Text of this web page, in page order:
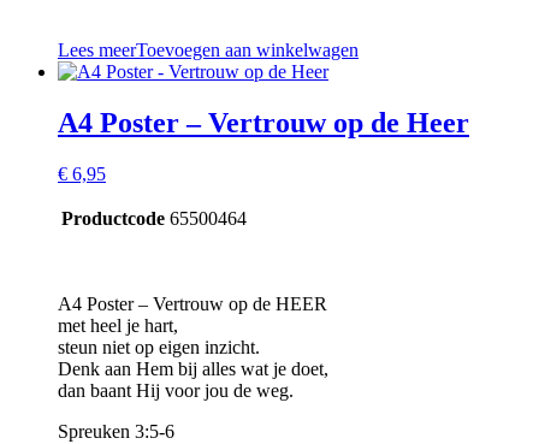
Lees meerToevoegen aan winkelwagen
A4 Poster – Vertrouw op de Heer
€ 6,95
Productcode 65500464
A4 Poster – Vertrouw op de HEER
met heel je hart,
steun niet op eigen inzicht.
Denk aan Hem bij alles wat je doet,
dan baant Hij voor jou de weg.
Spreuken 3:5-6